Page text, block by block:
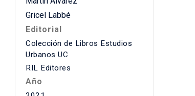
Gricel Labbé
Editorial
Colección de Libros Estudios
Urbanos UC
RIL Editores
Año